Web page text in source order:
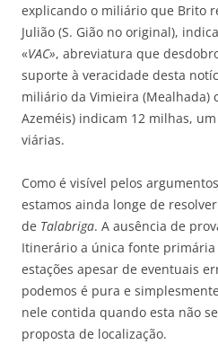
explicando o miliário que Brito
Julião (S. Gião no original),
«VAC», abreviatura que
suporte à veracidade desta
miliário da Vimieira (Mealhada)
Azeméis) indicam 12 milhas,
viárias.
Como é visível pelos
estamos ainda longe de
de Talabriga. A ausência de
Itinerário a única fonte primária
estações apesar de eventuais
podemos é pura e
nele contida quando esta não
proposta de localização.